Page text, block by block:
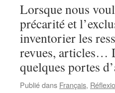
Lorsque nous
précarité et
inventorier les
revues, articles…
quelques portes
Publié dans Français,